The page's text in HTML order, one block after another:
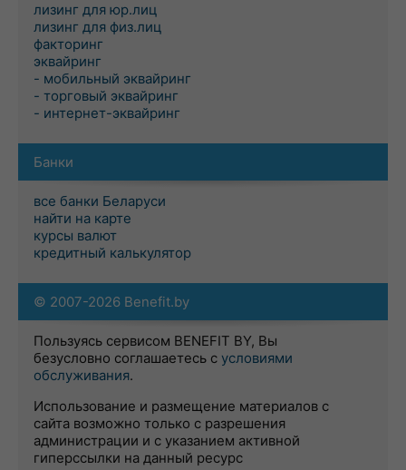
лизинг для юр.лиц
лизинг для физ.лиц
факторинг
эквайринг
- мобильный эквайринг
- торговый эквайринг
- интернет-эквайринг
Банки
все банки Беларуси
найти на карте
курсы валют
кредитный калькулятор
© 2007-2026 Benefit.by
Пользуясь сервисом BENEFIT BY, Вы
безусловно соглашаетесь с условиями
обслуживания.
Использование и размещение материалов с
сайта возможно только с разрешения
администрации и с указанием активной
гиперссылки на данный ресурс